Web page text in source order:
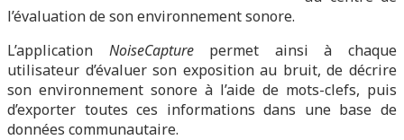
l’évaluation de son environnement sonore.
L’application NoiseCapturepermet ainsi à chaque
utilisateur d’évaluer son exposition au bruit, de décrire
son environnement sonore à l’aide de mots-clefs, puis
d’exporter toutes ces informations dans une base de
données communautaire.